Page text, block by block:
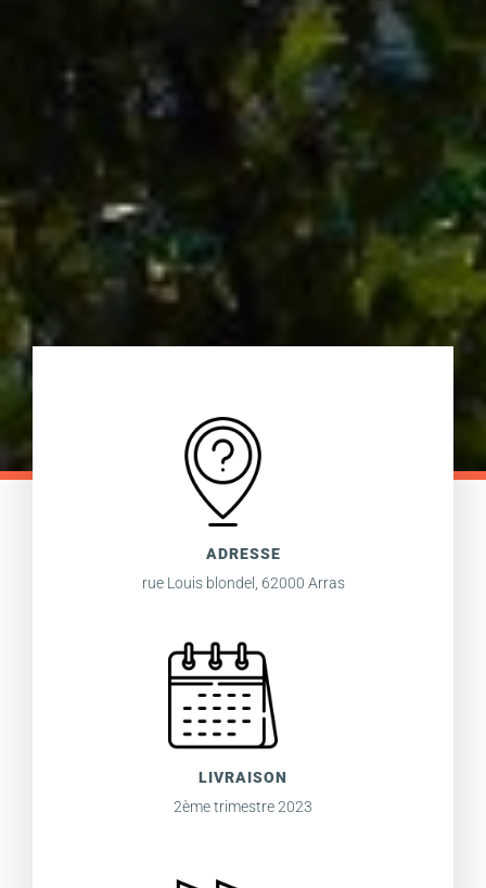
ADRESSE
rue Louis blondel, 62000 Arras
LIVRAISON
2ème trimestre 2023